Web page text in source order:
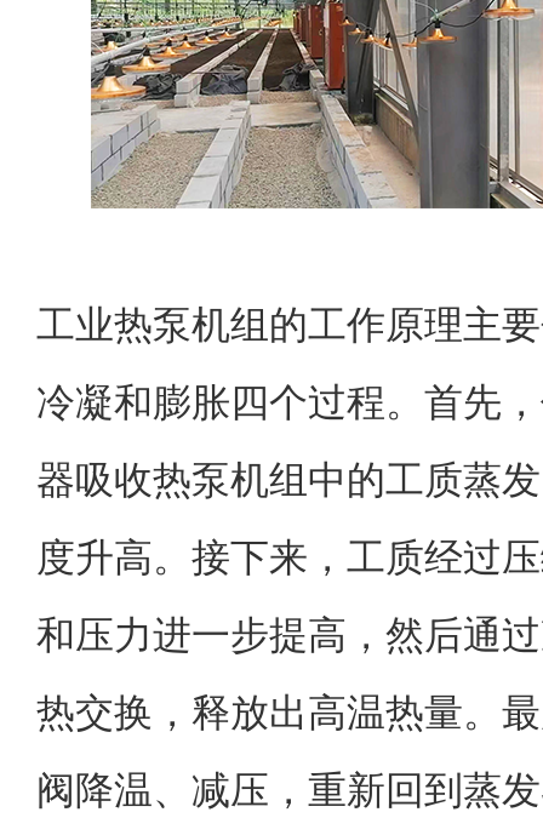
工业热泵机组的工作原理主
冷凝和膨胀四个过程。首先
器吸收热泵机组中的工质蒸
度升高。接下来，工质经过
和压力进一步提高，然后通
热交换，释放出高温热量。
阀降温、减压，重新回到蒸